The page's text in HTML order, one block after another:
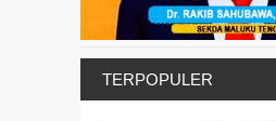
TERPOPULER